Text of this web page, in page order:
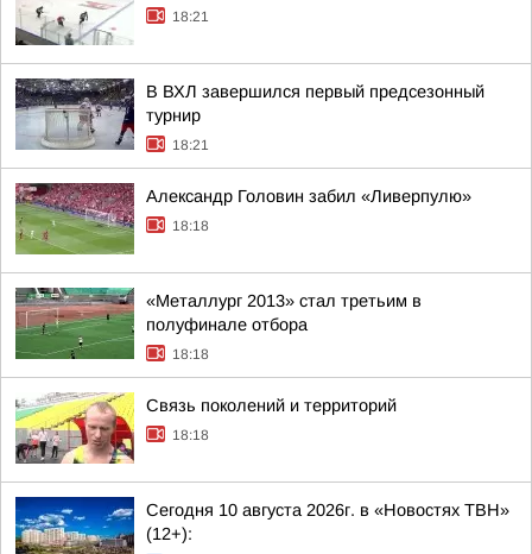
18:21
В ВХЛ завершился первый предсезонный
турнир
18:21
Александр Головин забил «Ливерпулю»
18:18
«Металлург 2013» стал третьим в
полуфинале отбора
18:18
Связь поколений и территорий
18:18
Сегодня 10 августа 2026г. в «Новостях ТВН»
(12+):